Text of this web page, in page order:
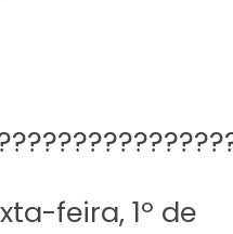
feira, 1º de